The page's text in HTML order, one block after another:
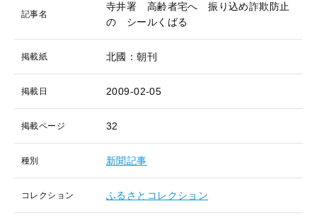
記事名
寺井署 高齢者宅へ 振り込め詐欺防止
の シールくばる
掲載紙 北國：朝刊
掲載日 2009-02-05
掲載ページ 32
種別 新聞記事
コレクション ふるさとコレクション